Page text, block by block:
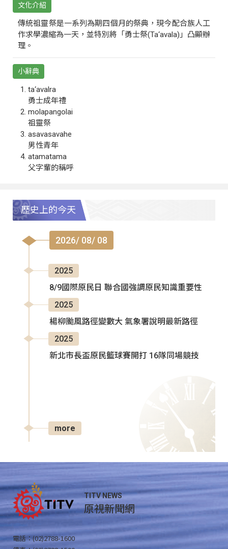
文化介紹
傳統祖靈祭是一系列為期四個月的祭典，現今配合族人工
作求學濃縮為一天，並特別將「勇士祭(Ta‘avala)」凸顯辦
理。
小辭典
ta‘avalra
勇士成年禮
molapangolai
祖靈祭
asavasavahe
男性青年
atamatama
父字輩的稱呼
歷史上的今天
2026/ 08/ 08
2025
8/9國際原民日 聯合國強調原民知識重要性
2025
楊柳颱風路徑變數大 氣象署說明最新路徑
2025
新北市長盃原民籃球賽開打 16隊同場競技
more
TITV NEWS
原視新聞網
電話：(02)2788-1600